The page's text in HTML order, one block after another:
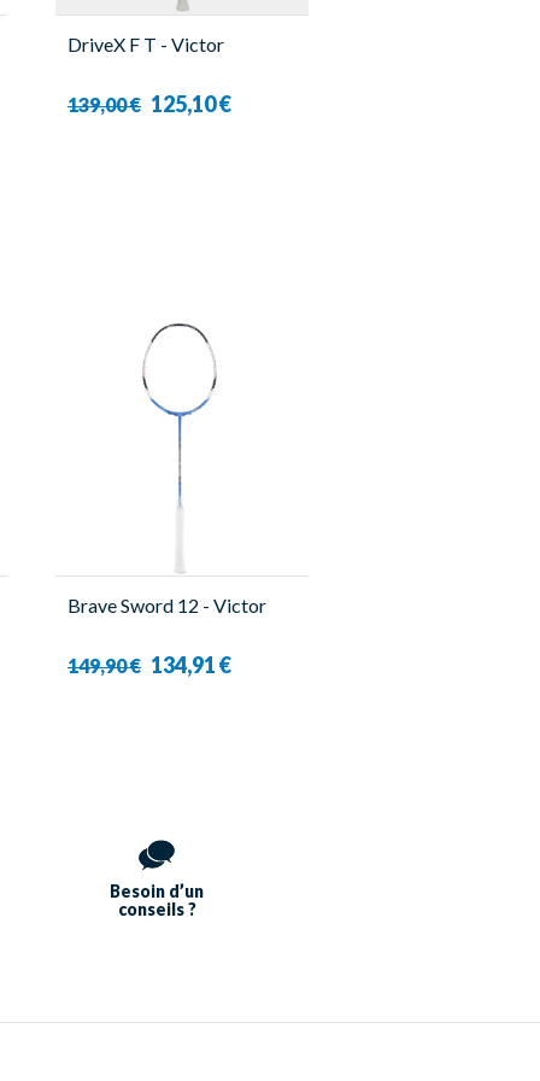
DriveX F T - Victor
139,00 € 125,10 €
Brave Sword 12 - Victor
149,90 € 134,91 €
Besoin d’un
conseils ?